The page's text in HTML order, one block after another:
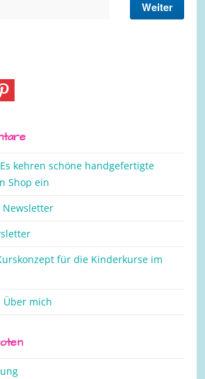
Es kehren schöne handgefertigte
Shop ein
Newsletter
für die Kinderkurse im
Über mich